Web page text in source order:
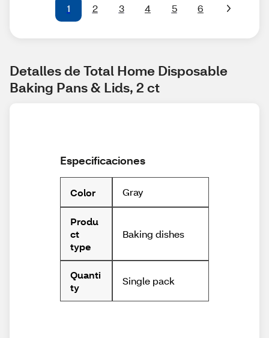
1 2 3 4 5 6
Detalles de Total Home Disposable
Baking Pans & Lids, 2 ct
Especificaciones
Color Gray
Produ
ct
type
Baking dishes
Quanti
ty
Single pack